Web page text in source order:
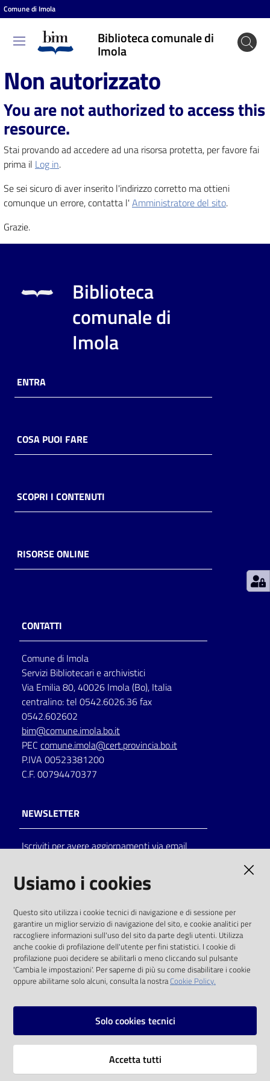
Vai al contenuto
Vai alla navigazione
Vai al footer
Comune di Imola
Biblioteca comunale di
Imola
Biblioteca
comunale
di Imola
Entra
Cosa
puoi
fare
contenuti
Casa
Piani
Archivio
storico
Patto
Seguici
su
Catalogo
on line
Eventi
Chiedi al
bibliotecario
Avvisi
Orari
Non autorizzato
You are not authorized to access this
resource.
Stai provando ad accedere ad una risorsa protetta, per favore fai
prima il Log in.
Se sei sicuro di aver inserito l'indirizzo corretto ma ottieni
comunque un errore, contatta l' Amministratore del sito.
Grazie.
Biblioteca
comunale di
Imola
ENTRA
COSA PUOI FARE
SCOPRI I CONTENUTI
RISORSE ONLINE
CONTATTI
Comune di Imola
Servizi Bibliotecari e archivistici
Via Emilia 80, 40026 Imola (Bo), Italia
centralino: tel 0542.6026.36 fax
0542.602602
bim@comune.imola.bo.it
PEC comune.imola@cert.provincia.bo.it
P.IVA 00523381200
C.F. 00794470377
NEWSLETTER
Iscriviti per avere aggiornamenti via email
solo alle condizioni previste dalla direttiva
comunitaria 2003/98/CE e dal d.lgs. 36/2006
SOCIAL
Instagram
Vai alla pagina
Usiamo i cookies
Questo sito utilizza i cookie tecnici di navigazione e di sessione per
garantire un miglior servizio di navigazione del sito, e cookie analitici per
raccogliere informazioni sull'uso del sito da parte degli utenti. Utilizza
anche cookie di profilazione dell'utente per fini statistici. I cookie di
profilazione puoi decidere se abilitarli o meno cliccando sul pulsante
'Cambia le impostazioni'. Per saperne di più su come disabilitare i cookie
oppure abilitarne solo alcuni, consulta la nostraCookie Policy.
Solo cookies tecnici
Accetta tutti